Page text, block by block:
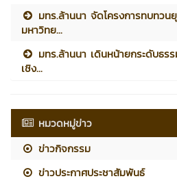
มทร.ล้านนา จัดโครงการทบทวน
มหาวิทย...
มทร.ล้านนา เดินหน้ายกระดับธร
เชิง...
หมวดหมู่ข่าว
ข่าวกิจกรรม
ข่าวประกาศประชาสัมพันธ์